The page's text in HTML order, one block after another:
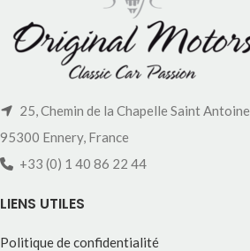
25, Chemin de la Chapelle Saint Antoine
95300 Ennery, France
+33 (0) 1 40 86 22 44
LIENS UTILES
Politique de confidentialité